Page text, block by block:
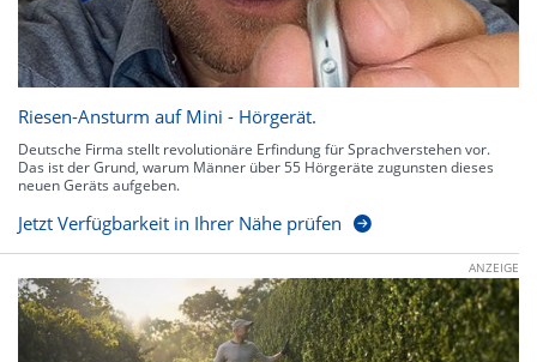
Riesen-Ansturm auf Mini - Hörgerät.
Deutsche Firma stellt revolutionäre Erfindung für Sprachverstehen vor.
Das ist der Grund, warum Männer über 55 Hörgeräte zugunsten dieses
neuen Geräts aufgeben.
Jetzt Verfügbarkeit in Ihrer Nähe prüfen
ANZEIGE